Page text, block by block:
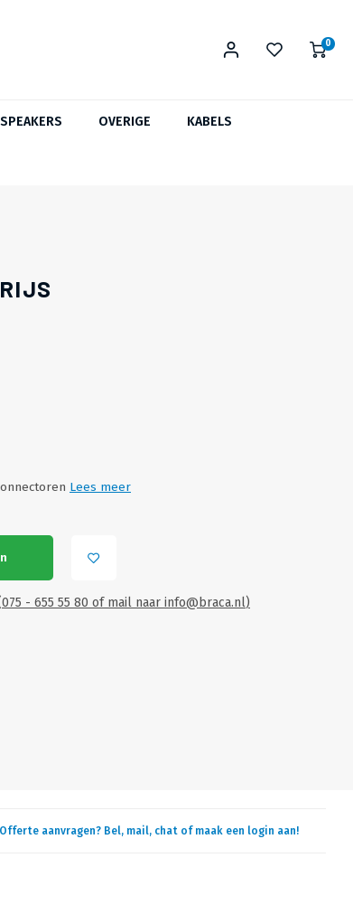
0
SPEAKERS OVERIGE KABELS
Lees meer
- 655 55 80 of mail naar info@braca.nl)
Offerte aanvragen? Bel, mail, chat of maak een login aan!